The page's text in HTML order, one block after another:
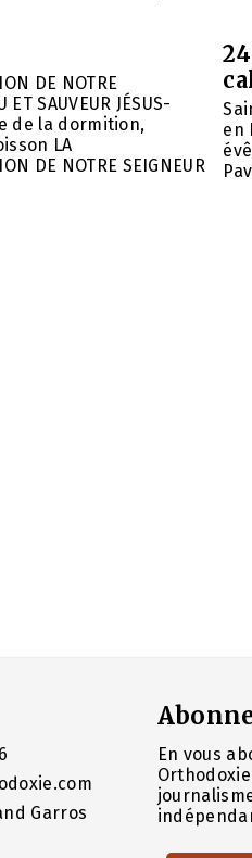
DE NOTRE
ET SAUVEUR JÉSUS-
de la dormition,
LA
DE NOTRE SEIGNEUR
en
Garros
En vous